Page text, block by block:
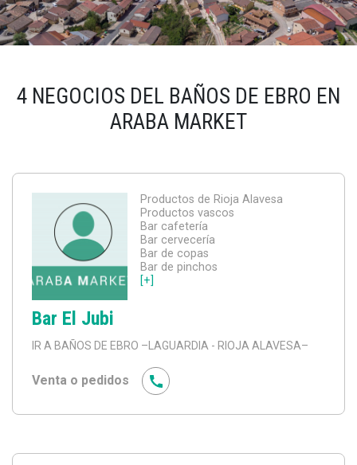
4 NEGOCIOS DEL BAÑOS DE EBRO EN
ARABA MARKET
Productos de Rioja Alavesa
Productos vascos
Bar cafetería
Bar cervecería
Bar de copas
Bar de pinchos
[+]
Bar El Jubi
IR A BAÑOS DE EBRO –LAGUARDIA - RIOJA ALAVESA–
Venta o pedidos